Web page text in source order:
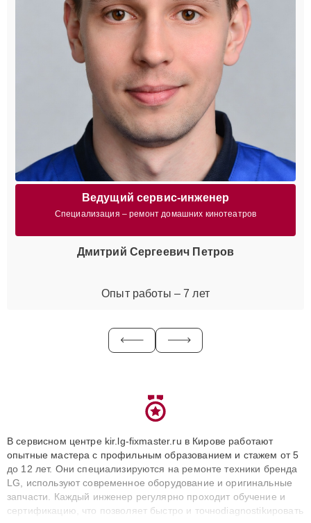
Ведущий сервис-инженер
Специализация – ремонт домашних кинотеатров
Дмитрий Сергеевич Петров
Опыт работы – 7 лет
В сервисном центре kir.lg-fixmaster.ru в Кирове работают
опытные мастера с профильным образованием и стажем от 5
до 12 лет. Они специализируются на ремонте техники бренда
LG, используют современное оборудование и оригинальные
запчасти. Каждый инженер регулярно проходит обучение и
сертификацию, что позволяет быстро и точноdiagnostikировать